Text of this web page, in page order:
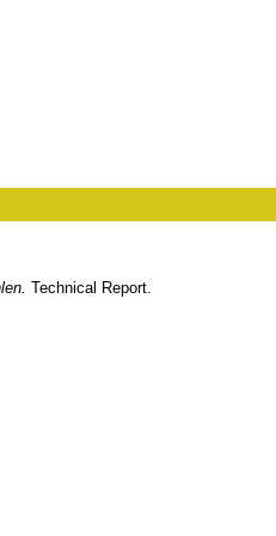
Technical Report.